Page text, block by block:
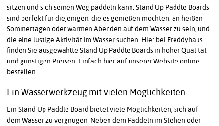
sitzen und sich seinen Weg paddeln kann. Stand Up Paddle Boards
sind perfekt für diejenigen, die es genießen möchten, an heißen
Sommertagen oder warmen Abenden auf dem Wasser zu sein, und
die eine lustige Aktivität im Wasser suchen. Hier bei Freddyhaus
finden Sie ausgewählte Stand Up Paddle Boards in hoher Qualität
und günstigen Preisen. Einfach hier auf unserer Website online
bestellen.
Ein Wasserwerkzeug mit vielen Möglichkeiten
Ein Stand Up Paddle Board bietet viele Möglichkeiten, sich auf
dem Wasser zu vergnügen. Neben dem Paddeln im Stehen oder